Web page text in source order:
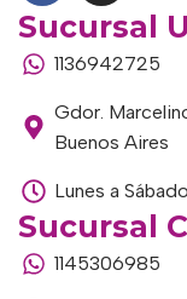
Sucursal
1136942725
Gdor.
Buenos Aires
Lunes a
Sucursal
1145306985